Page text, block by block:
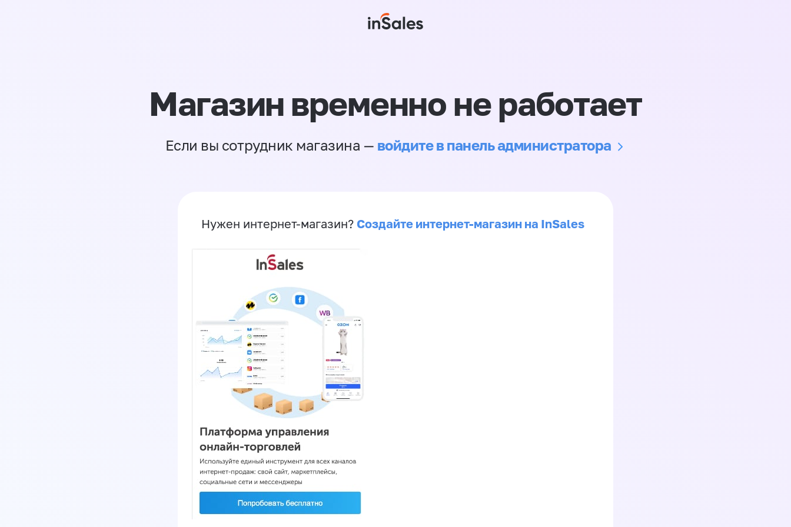
Магазин временно не работает
Если вы сотрудник магазина — войдите в панель администратора
Нужен интернет-магазин? Создайте интернет-магазин на InSales